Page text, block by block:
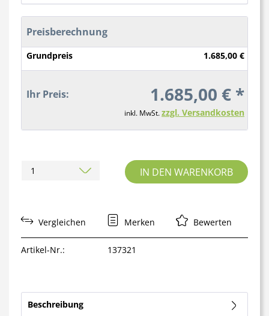
Preisberechnung
Grundpreis 1.685,00 €
Ihr Preis: 1.685,00 € *
inkl. MwSt.zzgl. Versandkosten
IN DEN WARENKORB
Vergleichen Merken Bewerten
Artikel-Nr.: 137321
Beschreibung